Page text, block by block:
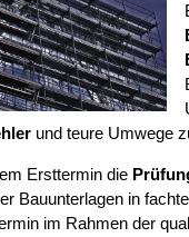
und teure Umwege
Ersttermin die
Bauunterlagen in
im Rahmen der